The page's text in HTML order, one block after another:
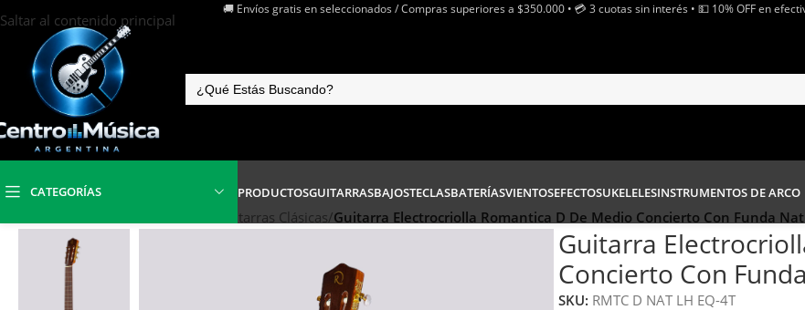
Saltar al contenido principal
🚚 Envíos gratis en seleccionados / Compras superiores a $350.000 • 💳 3 cuotas sin interés • 💵 10% OFF en
CATEGORÍAS PRODUCTOSGUITARRASBAJOSTECLASBATERÍASVIENTOSEFECTOSUKELELESINSTRUMENTOS DE ARCO
Guitarras Clásicas/Guitarra Electrocriolla Romantica D De Medio Concierto Con Funda
Guitarra
Concierto Con
SKU: RMTC D NAT LH EQ-4T